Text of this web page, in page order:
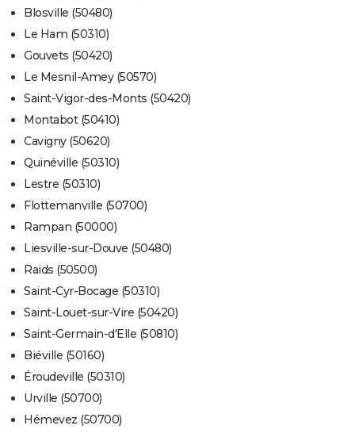
Blosville (50480)
Le Ham (50310)
Gouvets (50420)
Le Mesnil-Amey (50570)
Saint-Vigor-des-Monts (50420)
Montabot (50410)
Cavigny (50620)
Quinéville (50310)
Lestre (50310)
Flottemanville (50700)
Rampan (50000)
Liesville-sur-Douve (50480)
Raids (50500)
Saint-Cyr-Bocage (50310)
Saint-Louet-sur-Vire (50420)
Saint-Germain-d'Elle (50810)
Biéville (50160)
Éroudeville (50310)
Urville (50700)
Hémevez (50700)